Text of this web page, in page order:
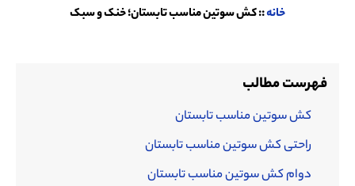
خانه::کش سوتین مناسب تابستان؛ خنک و سبک
فهرست مطالب
کش سوتین مناسب تابستان
راحتی کش سوتین مناسب تابستان
دوام کش سوتین مناسب تابستان